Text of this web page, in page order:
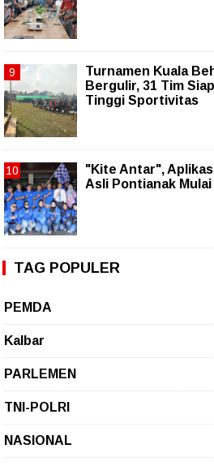
Turnamen Kuala
Bergulir, 31 Tim
Tinggi Sportivitas
"Kite Antar",
Asli Pontianak Mulai
TAG POPULER
PEMDA
Kalbar
PARLEMEN
TNI-POLRI
NASIONAL